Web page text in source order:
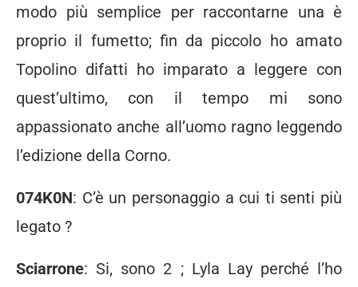
modo più semplice per raccontarne una è
proprio il fumetto; fin da piccolo ho amato
Topolino difatti ho imparato a leggere con
quest’ultimo, con il tempo mi sono
appassionato anche all’uomo ragno leggendo
l’edizione della Corno.
074K0N: C’è un personaggio a cui ti senti più
legato ?
Sciarrone: Si, sono 2 ; Lyla Lay perché l’ho